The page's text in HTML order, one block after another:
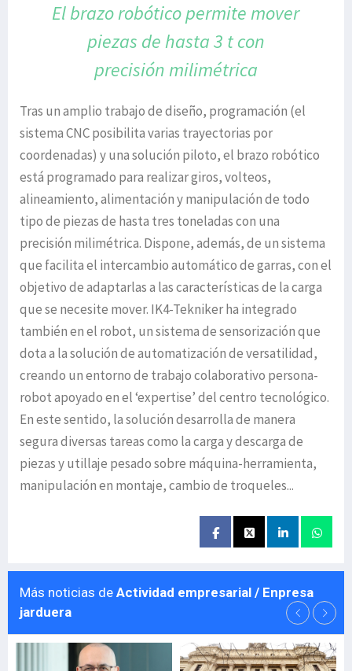
El brazo robótico permite mover
piezas de hasta 3 t con
precisión milimétrica
Tras un amplio trabajo de diseño, programación (el
sistema CNC posibilita varias trayectorias por
coordenadas) y una solución piloto, el brazo robótico
está programado para realizar giros, volteos,
alineamiento, alimentación y manipulación de todo
tipo de piezas de hasta tres toneladas con una
precisión milimétrica. Dispone, además, de un sistema
que facilita el intercambio automático de garras, con el
objetivo de adaptarlas a las características de la carga
que se necesite mover. IK4-Tekniker ha integrado
también en el robot, un sistema de sensorización que
dota a la solución de automatización de versatilidad,
creando un entorno de trabajo colaborativo persona-
robot apoyado en el ‘expertise’ del centro tecnológico.
En este sentido, la solución desarrolla de manera
segura diversas tareas como la carga y descarga de
piezas y utillaje pesado sobre máquina-herramienta,
manipulación en montaje, cambio de troqueles...
Más noticias de Actividad empresarial / Enpresa
jarduera